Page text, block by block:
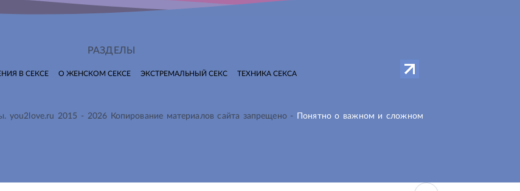
РАЗДЕЛЫ
В СЕКСЕ О ЖЕНСКОМ СЕКСЕ ЭКСТРЕМАЛЬНЫЙ СЕКС ТЕХНИКА СЕКСА
you2love.ru 2015 - 2026 Копирование материалов сайта запрещено - Понятно о важном и сложном